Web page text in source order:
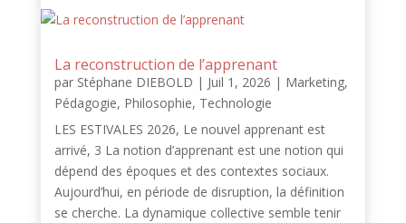
La reconstruction de l’apprenant
par Stéphane DIEBOLD | Juil 1, 2026 | Marketing,
Pédagogie, Philosophie, Technologie
LES ESTIVALES 2026, Le nouvel apprenant est
arrivé, 3 La notion d’apprenant est une notion qui
dépend des époques et des contextes sociaux.
Aujourd’hui, en période de disruption, la définition
se cherche. La dynamique collective semble tenir